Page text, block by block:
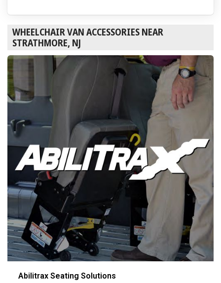
WHEELCHAIR VAN ACCESSORIES NEAR
STRATHMORE, NJ
Abilitrax Seating Solutions